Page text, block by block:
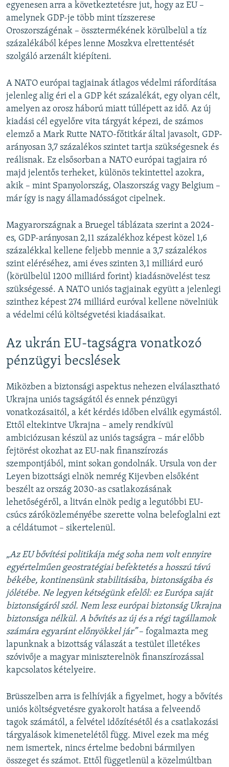
egyenesen arra a következtetésre jut, hogy az EU –
amelynek GDP-je több mint tízszerese
Oroszországénak – össztermékének körülbelül a tíz
százalékából képes lenne Moszkva elrettentését
szolgáló arzenált kiépíteni.
A NATO európai tagjainak átlagos védelmi ráfordítása
jelenleg alig éri el a GDP két százalékát, egy olyan célt,
amelyen az orosz háború miatt túllépett az idő. Az új
kiadási cél egyelőre vita tárgyát képezi, de számos
elemző a Mark Rutte NATO-főtitkár által javasolt, GDP-
arányosan 3,7 százalékos szintet tartja szükségesnek és
reálisnak. Ez elsősorban a NATO európai tagjaira ró
majd jelentős terheket, különös tekintettel azokra,
akik – mint Spanyolország, Olaszország vagy Belgium –
már így is nagy államadósságot cipelnek.
Magyarországnak a Bruegel táblázata szerint a 2024-
es, GDP-arányosan 2,11 százalékhoz képest közel 1,6
százalékkal kellene feljebb mennie a 3,7 százalékos
szint eléréséhez, ami éves szinten 3,1 milliárd euró
(körülbelül 1200 milliárd forint) kiadásnövelést tesz
szükségessé. A NATO uniós tagjainak együtt a jelenlegi
szinthez képest 274 milliárd euróval kellene növelniük
a védelmi célú költségvetési kiadásaikat.
Az ukrán EU-tagságra vonatkozó
pénzügyi becslések
Miközben a biztonsági aspektus nehezen elválasztható
Ukrajna uniós tagságától és ennek pénzügyi
vonatkozásaitól, a két kérdés időben elválik egymástól.
Ettől eltekintve Ukrajna – amely rendkívül
ambiciózusan készül az uniós tagságra – már előbb
fejtörést okozhat az EU-nak finanszírozás
szempontjából, mint sokan gondolnák. Ursula von der
Leyen bizottsági elnök nemrég Kijevben elsőként
beszélt az ország 2030-as csatlakozásának
lehetőségéről, a litván elnök pedig a legutóbbi EU-
csúcs záróközleményébe szerette volna belefoglalni ezt
a céldátumot – sikertelenül.
„Az EU bővítési politikája még soha nem volt ennyire
egyértelműen geostratégiai befektetés a hosszú távú
békébe, kontinensünk stabilitásába, biztonságába és
jólétébe. Ne legyen kétségünk efelől: ez Európa saját
biztonságáról szól. Nem lesz európai biztonság Ukrajna
biztonsága nélkül. A bővítés az új és a régi tagállamok
számára egyaránt előnyökkel jár”– fogalmazta meg
lapunknak a bizottság válaszát a testület illetékes
szóvivője a magyar miniszterelnök finanszírozással
kapcsolatos kételyeire.
Brüsszelben arra is felhívják a figyelmet, hogy a bővítés
uniós költségvetésre gyakorolt hatása a felveendő
tagok számától, a felvétel időzítésétől és a csatlakozási
tárgyalások kimenetelétől függ. Mivel ezek ma még
nem ismertek, nincs értelme bedobni bármilyen
összeget és számot. Ettől függetlenül a közelmúltban